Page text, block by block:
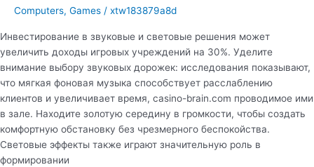
Computers, Games / xtw183879a8d
Инвестирование в звуковые и световые решения может
увеличить доходы игровых учреждений на 30%. Уделите
внимание выбору звуковых дорожек: исследования показывают,
что мягкая фоновая музыка способствует расслаблению
клиентов и увеличивает время, casino-brain.com проводимое ими
в зале. Находите золотую середину в громкости, чтобы создать
комфортную обстановку без чрезмерного беспокойства.
Световые эффекты также играют значительную роль в
формировании